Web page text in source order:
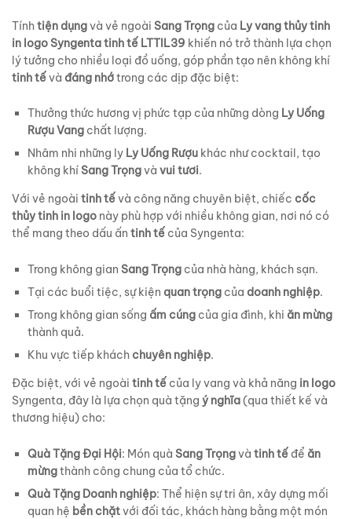
Tínhtiện dụngvà vẻ ngoài Sang Trọng của Ly vang thủy tinh
in logo Syngenta tinh tế LTTIL39 khiến nó trở thành lựa chọn
lý tưởng cho nhiều loại đồ uống, góp phần tạo nên không khí
tinh tếvà đáng nhớtrong các dịp đặc biệt:
Thưởng thức hương vị phức tạp của những dòng Ly Uống
Rượu Vang chất lượng.
Nhâm nhi những ly Ly Uống Rượu khác như cocktail, tạo
không khíSang Trọngvà vui tươi.
Với vẻ ngoài tinh tếvà công năng chuyên biệt, chiếc cốc
thủy tinh in logo này phù hợp với nhiều không gian, nơi nó có
thể mang theo dấu ấn tinh tế của Syngenta:
Trong không gian Sang Trọng của nhà hàng, khách sạn.
Tại các buổi tiệc, sự kiện quan trọng của doanh nghiệp.
Trong không gian sống ấm cúng của gia đình, khi ăn mừng
thành quả.
Khu vực tiếp khách chuyên nghiệp.
Đặc biệt, với vẻ ngoài tinh tế của ly vang và khả năng in logo
Syngenta, đây là lựa chọn quà tặng ý nghĩa(qua thiết kế và
thương hiệu) cho:
Quà Tặng Đại Hội: Món quà Sang Trọngvà tinh tế để ăn
mừngthành công chung của tổ chức.
Quà Tặng Doanh nghiệp: Thể hiện sự tri ân, xây dựng mối
quan hệ bền chặtvới đối tác, khách hàng bằng một món